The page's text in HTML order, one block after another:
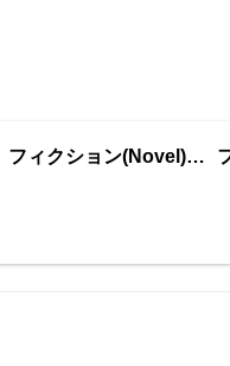
フィクション(Novel)更新順